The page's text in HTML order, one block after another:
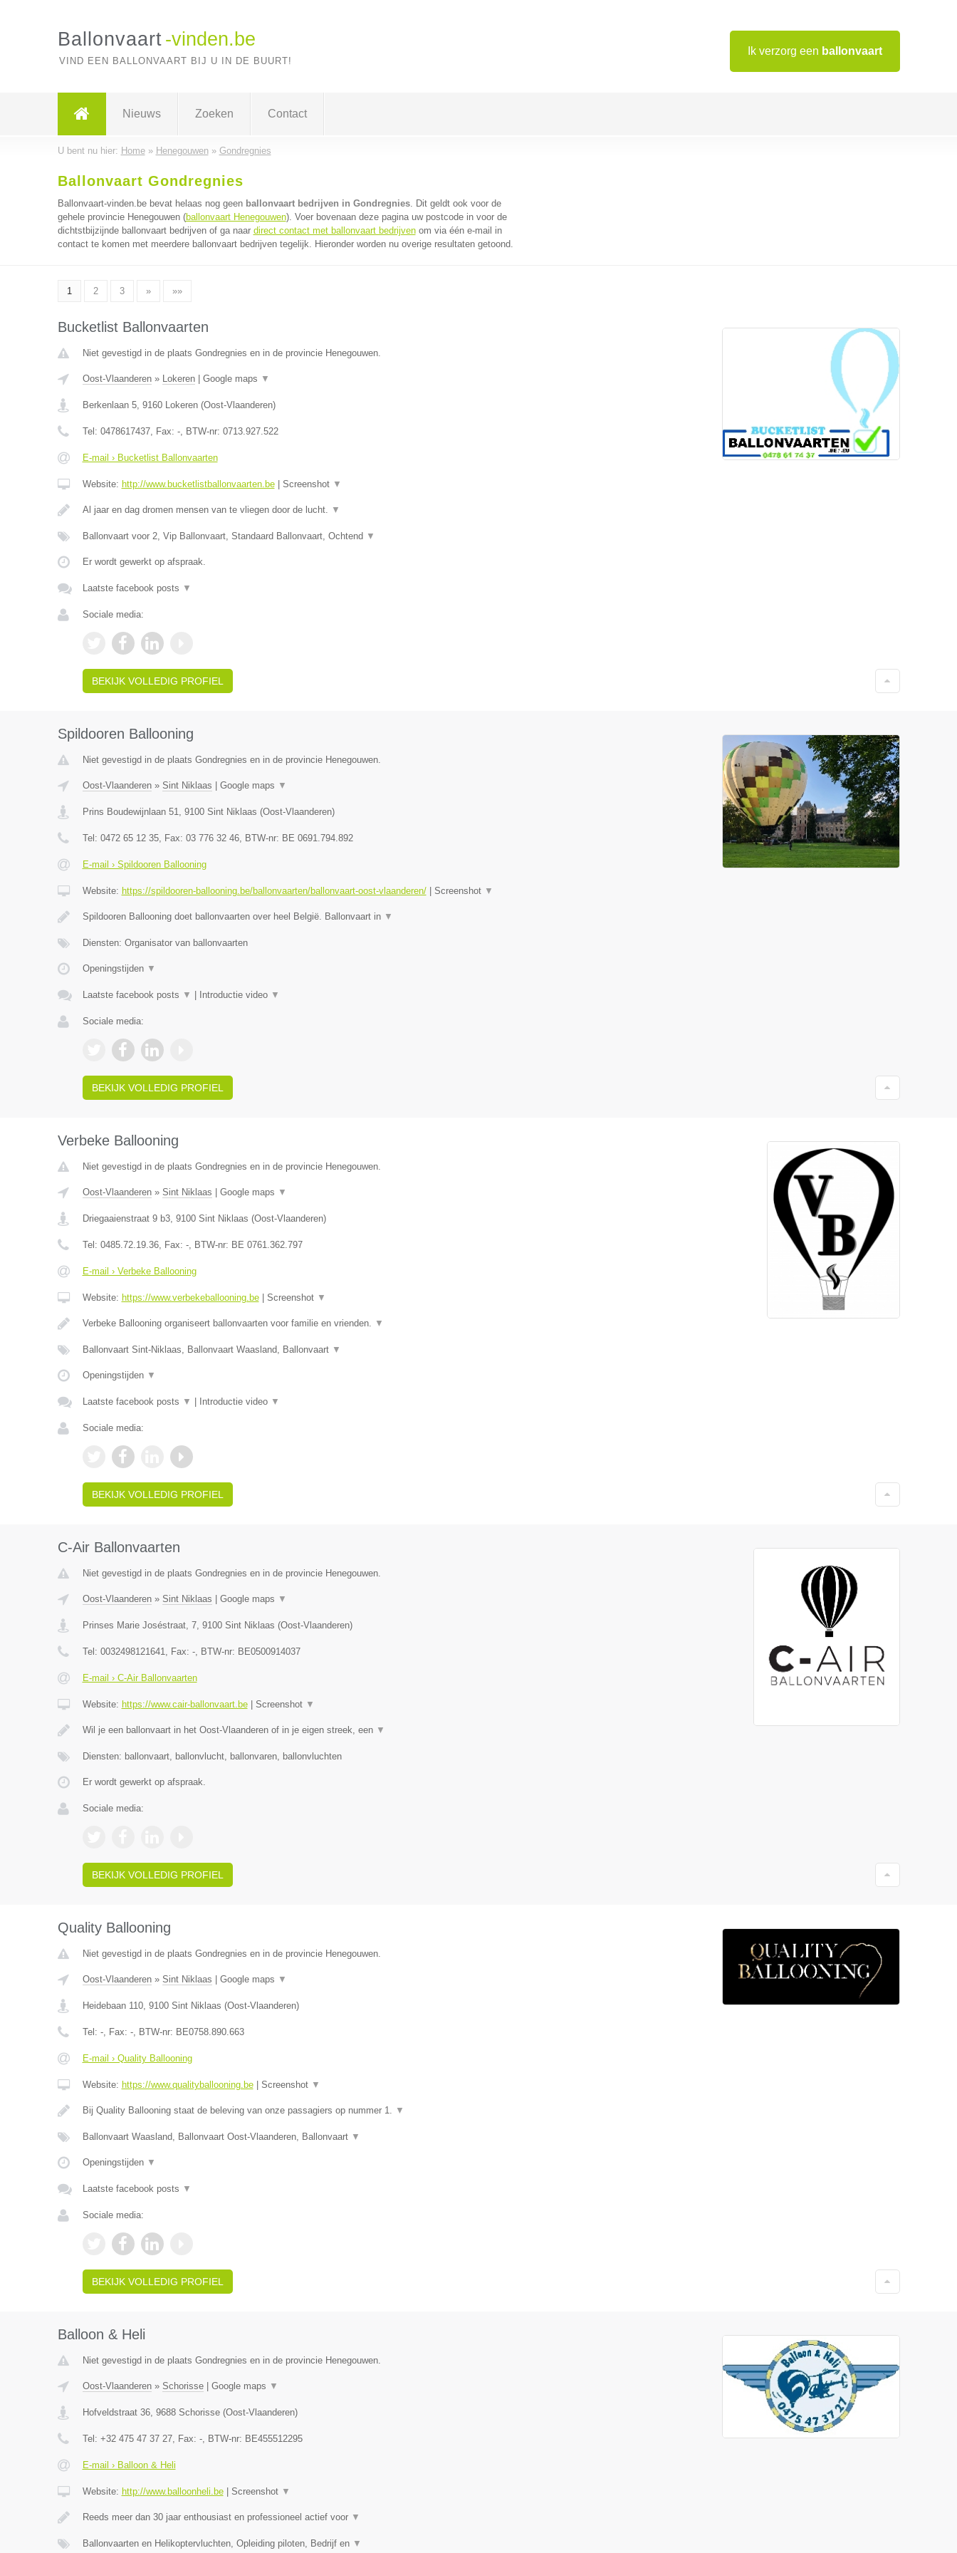
Ik verzorg een ballonvaart
Ballonvaart -vinden.be
VIND EEN BALLONVAART BIJ U IN DE BUURT!
Nieuws Zoeken Contact
U bent nu hier: Home» Henegouwen» Gondregnies
Ballonvaart Gondregnies
Ballonvaart-vinden.be bevat helaas nog geen ballonvaart bedrijven in Gondregnies. Dit geldt ook voor de
gehele provincie Henegouwen (ballonvaart Henegouwen). Voer bovenaan deze pagina uw postcode in voor de
dichtstbijzijnde ballonvaart bedrijven of ga naar direct contact met ballonvaart bedrijvenom via één e-mail in
contact te komen met meerdere ballonvaart bedrijven tegelijk. Hieronder worden nu overige resultaten getoond.
1 2 3 » »»
Bucketlist Ballonvaarten
Niet gevestigd in de plaats Gondregnies en in de provincie Henegouwen.
Oost-Vlaanderen» Lokeren| Google maps ▼
Berkenlaan 5, 9160 Lokeren(Oost-Vlaanderen)
Tel: 0478617437, Fax: -, BTW-nr: 0713.927.522
E-mail › Bucketlist Ballonvaarten
Website: http://www.bucketlistballonvaarten.be| Screenshot ▼
Al jaar en dag dromen mensen van te vliegen door de lucht. ▼
Ballonvaart voor 2, Vip Ballonvaart, Standaard Ballonvaart, Ochtend ▼
Er wordt gewerkt op afspraak.
Laatste facebook posts ▼
Sociale media:
BEKIJK VOLLEDIG PROFIEL
Spildooren Ballooning
Niet gevestigd in de plaats Gondregnies en in de provincie Henegouwen.
Oost-Vlaanderen» Sint Niklaas Google maps ▼
Prins Boudewijnlaan 51, 9100 Sint Niklaas (Oost-Vlaanderen)
Tel: 0472 65 12 35, Fax: 03 776 32 46, BTW-nr: BE 0691.794.892
E-mail › Spildooren Ballooning
Website: https://spildooren-ballooning.be/ballonvaarten/ballonvaart-oost-vlaanderen/| Screenshot ▼
Spildooren Ballooning doet ballonvaarten over heel België. Ballonvaart in ▼
Diensten: Organisator van ballonvaarten
Openingstijden ▼
Laatste facebook posts ▼ Introductie video ▼
Sociale media:
BEKIJK VOLLEDIG PROFIEL
Verbeke Ballooning
Niet gevestigd in de plaats Gondregnies en in de provincie Henegouwen.
Oost-Vlaanderen» Sint Niklaas Google maps ▼
Driegaaienstraat 9 b3, 9100 Sint Niklaas (Oost-Vlaanderen)
Tel: 0485.72.19.36, Fax: -, BTW-nr: BE 0761.362.797
E-mail › Verbeke Ballooning
Website: https://www.verbekeballooning.be| Screenshot ▼
Verbeke Ballooning organiseert ballonvaarten voor familie en vrienden. ▼
Ballonvaart Sint-Niklaas, Ballonvaart Waasland, Ballonvaart ▼
Openingstijden ▼
Laatste facebook posts ▼ Introductie video ▼
Sociale media:
BEKIJK VOLLEDIG PROFIEL
C-Air Ballonvaarten
Niet gevestigd in de plaats Gondregnies en in de provincie Henegouwen.
Oost-Vlaanderen» Sint Niklaas Google maps ▼
Prinses Marie Joséstraat, 7, 9100 Sint Niklaas (Oost-Vlaanderen)
Tel: 0032498121641, Fax: -, BTW-nr: BE0500914037
E-mail › C-Air Ballonvaarten
Website: https://www.cair-ballonvaart.be| Screenshot ▼
Wil je een ballonvaart in het Oost-Vlaanderen of in je eigen streek, een ▼
Diensten: ballonvaart, ballonvlucht, ballonvaren, ballonvluchten
Er wordt gewerkt op afspraak.
Sociale media:
BEKIJK VOLLEDIG PROFIEL
Quality Ballooning
Niet gevestigd in de plaats Gondregnies en in de provincie Henegouwen.
Oost-Vlaanderen» Sint Niklaas Google maps ▼
Heidebaan 110, 9100 Sint Niklaas (Oost-Vlaanderen)
Tel: -, Fax: -, BTW-nr: BE0758.890.663
E-mail › Quality Ballooning
Website: https://www.qualityballooning.be| Screenshot ▼
Bij Quality Ballooning staat de beleving van onze passagiers op nummer 1. ▼
Ballonvaart Waasland, Ballonvaart Oost-Vlaanderen, Ballonvaart ▼
Openingstijden ▼
Laatste facebook posts ▼
Sociale media:
BEKIJK VOLLEDIG PROFIEL
Balloon & Heli
Niet gevestigd in de plaats Gondregnies en in de provincie Henegouwen.
Oost-Vlaanderen» Schorisse| Google maps ▼
Hofveldstraat 36, 9688 Schorisse(Oost-Vlaanderen)
Tel: +32 475 47 37 27, Fax: -, BTW-nr: BE455512295
E-mail › Balloon & Heli
Website: http://www.balloonheli.be| Screenshot ▼
Reeds meer dan 30 jaar enthousiast en professioneel actief voor ▼
Ballonvaarten en Helikoptervluchten, Opleiding piloten, Bedrijf en ▼